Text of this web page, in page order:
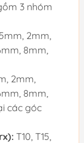
3 nhóm
2mm,
8mm,
2mm,
8mm,
các góc
T10, T15,